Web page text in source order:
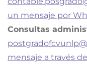
un mensaje por
Consultas
mensaje a través